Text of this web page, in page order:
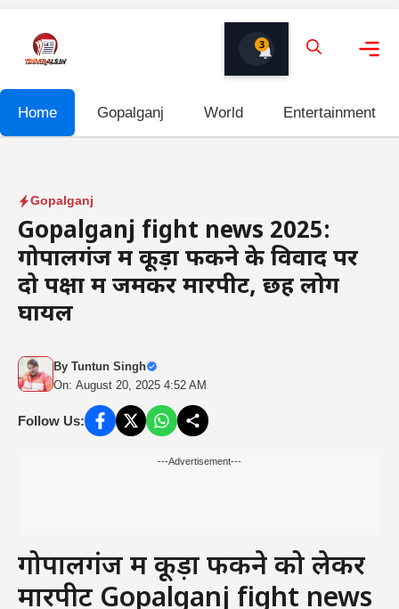
content
3
Home Gopalganj World Entertainment
Gopalganj
Gopalganj fight news 2025:
गोपालगंज में कूड़ा फेंकने के विवाद पर
दो पक्षों में जमकर मारपीट, छह लोग
घायल
By Tuntun Singh
On: August 20, 2025 4:52 AM
Follow Us:
---Advertisement---
गोपालगंज में कूड़ा फेंकने को लेकर
मारपीट Gopalganj fight news